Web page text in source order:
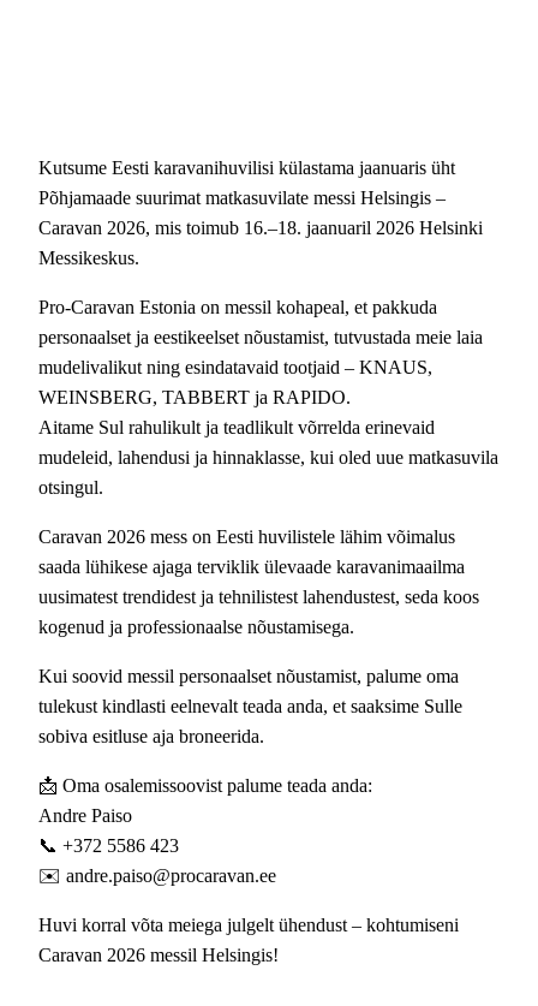
Kutsume Eesti karavanihuvilisi külastama jaanuaris üht
Põhjamaade suurimat matkasuvilate messi Helsingis –
Caravan 2026, mis toimub 16.–18. jaanuaril 2026 Helsinki
Messikeskus.
Pro-Caravan Estonia on messil kohapeal, et pakkuda
personaalset ja eestikeelset nõustamist, tutvustada meie laia
mudelivalikut ning esindatavaid tootjaid – KNAUS,
WEINSBERG, TABBERT ja RAPIDO.
Aitame Sul rahulikult ja teadlikult võrrelda erinevaid
mudeleid, lahendusi ja hinnaklasse, kui oled uue matkasuvila
otsingul.
Caravan 2026 mess on Eesti huvilistele lähim võimalus
saada lühikese ajaga terviklik ülevaade karavanimaailma
uusimatest trendidest ja tehnilistest lahendustest, seda koos
kogenud ja professionaalse nõustamisega.
Kui soovid messil personaalset nõustamist, palume oma
tulekust kindlasti eelnevalt teada anda, et saaksime Sulle
sobiva esitluse aja broneerida.
📩 Oma osalemissoovist palume teada anda:
Andre Paiso
📞 +372 5586 423
✉️ andre.paiso@procaravan.ee
Huvi korral võta meiega julgelt ühendust – kohtumiseni
Caravan 2026 messil Helsingis!